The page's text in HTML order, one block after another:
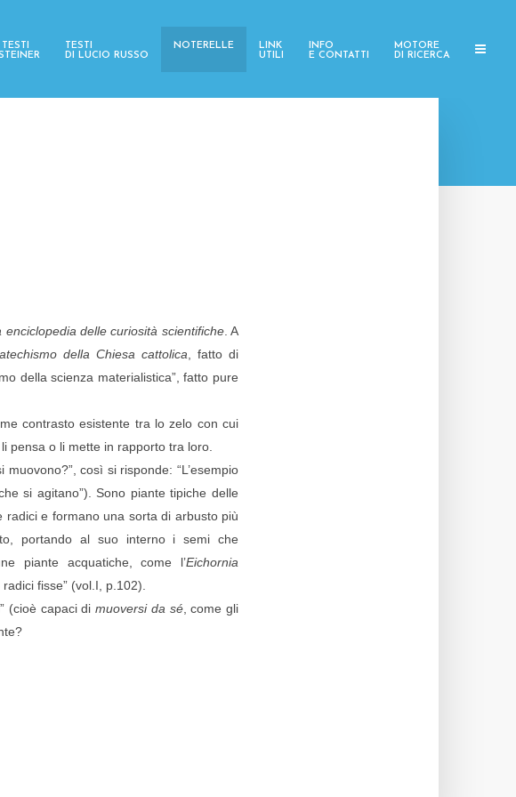
TESTI
DI LUCIO RUSSO
NOTERELLE
LINK
UTILI
INFO
E CONTATTI
MOTORE
DI RICERCA
enciclopedia delle curiosità scientifiche. A
della Chiesa cattolica , fatto di
della scienza materialistica”, fatto pure
contrasto esistente tra lo zelo con cui
pensa o li mette in rapporto tra loro.
così si risponde: “L’esempio
si agitano”). Sono piante tipiche delle
e formano una sorta di arbusto più
portando al suo interno i semi che
piante acquatiche, come l’Eichornia
fisse” (vol.I, p.102).
(cioè capaci dimuoversi da sé, come gli